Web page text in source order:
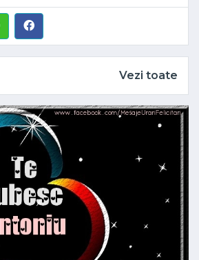
Vezi toate